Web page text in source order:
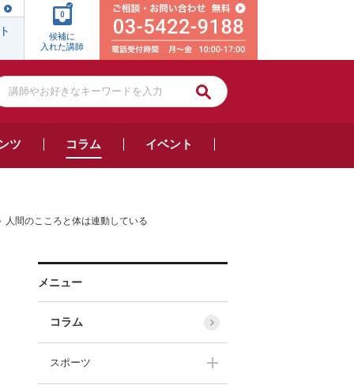
0
候補に
入れた講師
ツ コラム イベント
人間のこころと体は連動している
メニュー
コラム
スポーツ